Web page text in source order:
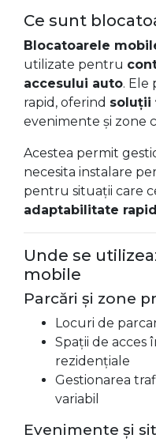
Ce sunt
Blocatoarele
utilizate pentru
accesului auto. Ele
rapid, oferind soluții
evenimente și zone
Acestea permit
necesita instalare
pentru situații care
adaptabilitate
Unde se
mobile
Parcări și zone
Locuri de
Spații de acces
rezidențiale
Gestionarea
variabil
Evenimente și